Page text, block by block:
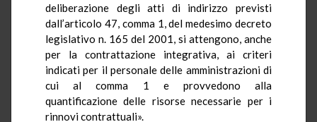
deliberazione degli atti di indirizzo previsti
dall’articolo 47, comma 1, del medesimo decreto
legislativo n. 165 del 2001, si attengono, anche
per la contrattazione integrativa, ai criteri
indicati per il personale delle amministrazioni di
cui al comma 1 e provvedono alla
quantificazione delle risorse necessarie per i
rinnovi contrattuali».